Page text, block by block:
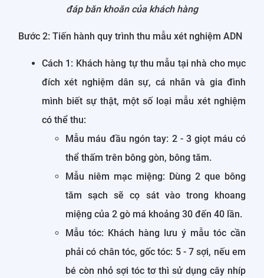
đáp băn khoăn của khách hàng
Bước 2: Tiến hành quy trình thu mẫu xét nghiệm ADN
Cách 1: Khách hàng tự thu mẫu tại nhà cho mục
đích xét nghiệm dân sự, cá nhân và gia đình
mình biết sự thật, một số loại mẫu xét nghiệm
có thể thu:
Mẫu máu đầu ngón tay: 2 - 3 giọt máu có
thể thấm trên bông gòn, bông tăm.
Mẫu niêm mạc miệng: Dùng 2 que bông
tăm sạch sẽ cọ sát vào trong khoang
miệng của 2 gò má khoảng 30 đến 40 lần.
Mẫu tóc: Khách hàng lưu ý mẫu tóc cần
phải có chân tóc, gốc tóc: 5 - 7 sợi, nếu em
bé còn nhỏ sợi tóc tơ thì sử dụng cây nhíp